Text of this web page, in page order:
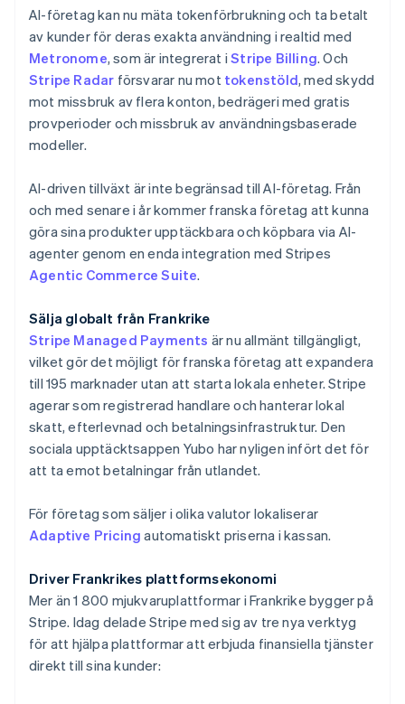
AI-företag kan nu mäta tokenförbrukning och ta betalt
av kunder för deras exakta användning i realtid med
Metronome, som är integrerat iStripe Billing. Och
Stripe Radar försvarar nu mot tokenstöld, med skydd
mot missbruk av flera konton, bedrägeri med gratis
provperioder och missbruk av användningsbaserade
modeller.
AI-driven tillväxt är inte begränsad till AI-företag. Från
och med senare i år kommer franska företag att kunna
göra sina produkter upptäckbara och köpbara via AI-
agenter genom en enda integration med Stripes
Agentic Commerce Suite.
Sälja globalt från Frankrike
Stripe Managed Payments är nu allmänt tillgängligt,
vilket gör det möjligt för franska företag att expandera
till 195 marknader utan att starta lokala enheter. Stripe
agerar som registrerad handlare och hanterar lokal
skatt, efterlevnad och betalningsinfrastruktur. Den
sociala upptäcktsappen Yubo har nyligen infört det för
att ta emot betalningar från utlandet.
För företag som säljer i olika valutor lokaliserar
Adaptive Pricing automatiskt priserna i kassan.
Driver Frankrikes plattformsekonomi
Mer än 1 800 mjukvaruplattformar i Frankrike bygger på
Stripe. Idag delade Stripe med sig av tre nya verktyg
för att hjälpa plattformar att erbjuda finansiella tjänster
direkt till sina kunder:
Estland
English
Fastlandskina
简体中文English
Finland
EnglishSvenska
Frankrike
Français
English
Gibraltar
English
Grekland
English
Hongkong SAR, Kina
Indien
English
Irland
English
Italien
ItalianoEnglish
Japan
日本語English
Kanada
EnglishFrançais
EnglishItaliano
Lettland
Liechtenstein
Deutsch English
Litauen
English
Luxemburg
FrançaisDeutschEnglish